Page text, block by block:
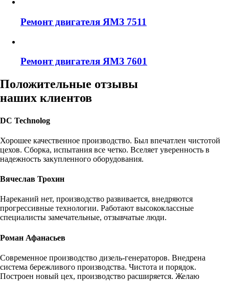
Ремонт двигателя ЯМЗ 7511
Ремонт двигателя ЯМЗ 7601
Положительные отзывы
наших клиентов
DC Technolog
Хорошее качественное производство. Был впечатлен чистотой
цехов. Сборка, испытания все четко. Вселяет уверенность в
надежность закупленного оборудования.
Вячеслав Трохин
Нареканий нет, производство развивается, внедряются
прогрессивные технологии. Работают высококлассные
специалисты замечательные, отзывчатые люди.
Роман Афанасьев
Современное производство дизель-генераторов. Внедрена
система бережливого производства. Чистота и порядок.
Построен новый цех, производство расширяется. Желаю